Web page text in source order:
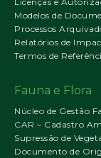
Modelos de
Processos
Relatórios de
Termos de
Fauna e Flora
Núcleo de Gestão
CAR – Cadastro
Supressão de
Documento de